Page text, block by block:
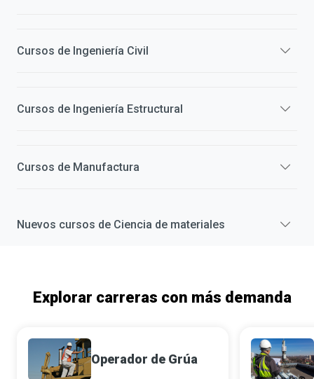
Cursos de Ingeniería Civil
Cursos de Ingeniería Estructural
Cursos de Manufactura
Nuevos cursos de Ciencia de materiales
Explorar carreras con más demanda
Operador de Grúa